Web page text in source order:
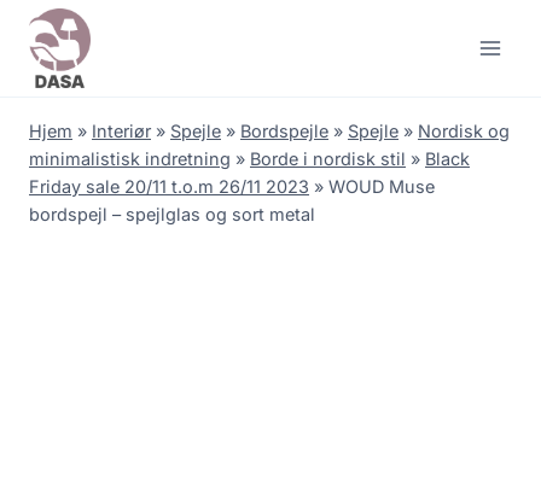
Skip
content
Hjem » Interiør » Spejle » Bordspejle » Spejle » Nordisk og
minimalistisk indretning » Borde i nordisk stil » Black
Friday sale 20/11 t.o.m 26/11 2023 » WOUD Muse
bordspejl – spejlglas og sort metal